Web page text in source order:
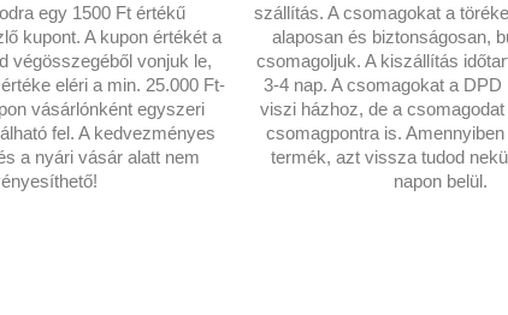
egy 1500 Ft értékű
kupont. A kupon értékét a
végösszegéből vonjuk le,
eléri a min. 25.000 Ft-
vásárlónként egyszeri
fel. A kedvezményes
a nyári vásár alatt nem
szállítás. A csomagokat a
alaposan és biztonságosan,
csomagoljuk. A kiszállítás
3-4 nap. A csomagokat a DPD
viszi házhoz, de a
csomagpontra is.
termék, azt vissza tudod
napon belül.